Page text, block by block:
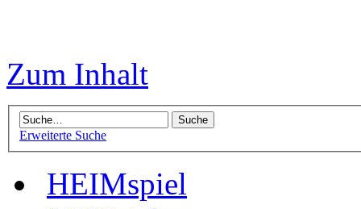
Zum Inhalt
Erweiterte Suche
HEIMspiel